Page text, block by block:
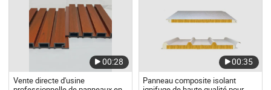
00:28
Vente directe d'usine
00:35
Panneau composite isolant